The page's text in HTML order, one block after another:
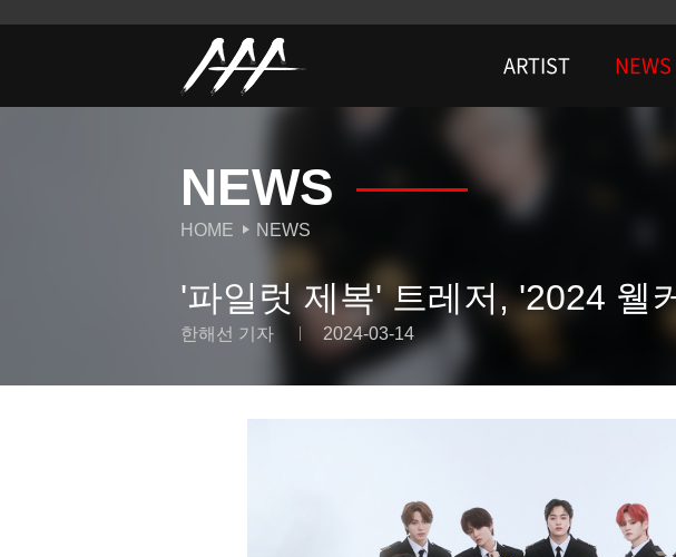
ARTIST NEWS
NEWS
HOME NEWS
'파일럿 제복' 트레저, '2024 웰
한해선 기자 2024-03-14